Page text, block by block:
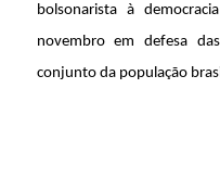
bolsonarista à
novembro em defesa
conjunto da população